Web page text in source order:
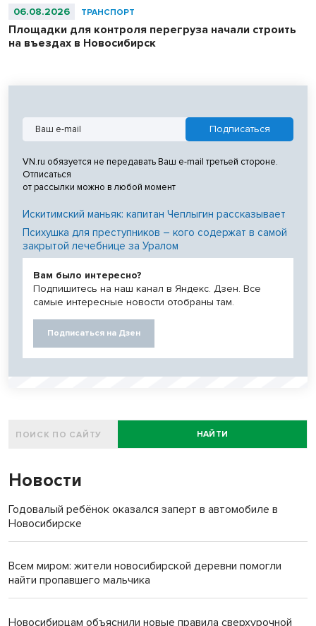
06.08.2026 ТРАНСПОРТ
Площадки для контроля перегруза начали строить
на въездах в Новосибирск
VN.ru обязуется не передавать Ваш e-mail третьей стороне.
Отписаться
от рассылки можно в любой момент
Искитимский маньяк: капитан Чеплыгин рассказывает
Психушка для преступников – кого содержат в самой
закрытой лечебнице за Уралом
Вам было интересно?
Подпишитесь на наш канал в Яндекс. Дзен. Все
самые интересные новости отобраны там.
Подписаться на Дзен
НАЙТИ
Новости
Годовалый ребёнок оказался заперт в автомобиле в
Новосибирске
Всем миром: жители новосибирской деревни помогли
найти пропавшего мальчика
Новосибирцам объяснили новые правила сверхурочной